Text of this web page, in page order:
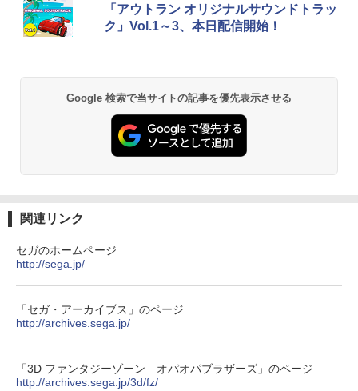
￥5,832
2 Nintendo Switch 2(日本語・国内専用)
￥55,000
ンラインコード版
￥55,000
Beast of Reincarnation -PS5 【特典】
プロダクトコード 封入
￥7,286
トローラー ミッドナイト ブラック(CFI-
￥10,737
￥8,300
ラー (ロボット ホワイト)
4
￥2,618
5
【国内正規品】Thrustmaster スラスト
￥3,982
2
劇場版「鬼滅の刃」無限城編 第一章 猗
窩座再来 通常版 [DVD]
窩座再来 完全生産限定版 [Blu-ray]
「アウトラン オリジナルサウンドトラッ
ク」Vol.1～3、本日配信開始！
Google 検索で当サイトの記事を優先表示させる
関連リンク
セガのホームページ
http://sega.jp/
「セガ・アーカイブス」のページ
http://archives.sega.jp/
「3D ファンタジーゾーン オパオパブラザーズ」のページ
http://archives.sega.jp/3d/fz/